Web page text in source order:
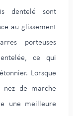
dentelé sont
au glissement
porteuses
ce qui
Lorsque
nez de marche
une meilleure